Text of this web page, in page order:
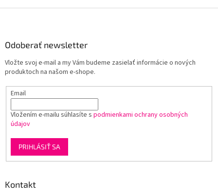
Odoberať newsletter
Vložte svoj e-mail a my Vám budeme zasielať informácie o nových
produktoch na našom e-shope.
Email
Vložením e-mailu súhlasíte s podmienkami ochrany osobných
údajov
PRIHLÁSIŤ SA
Kontakt